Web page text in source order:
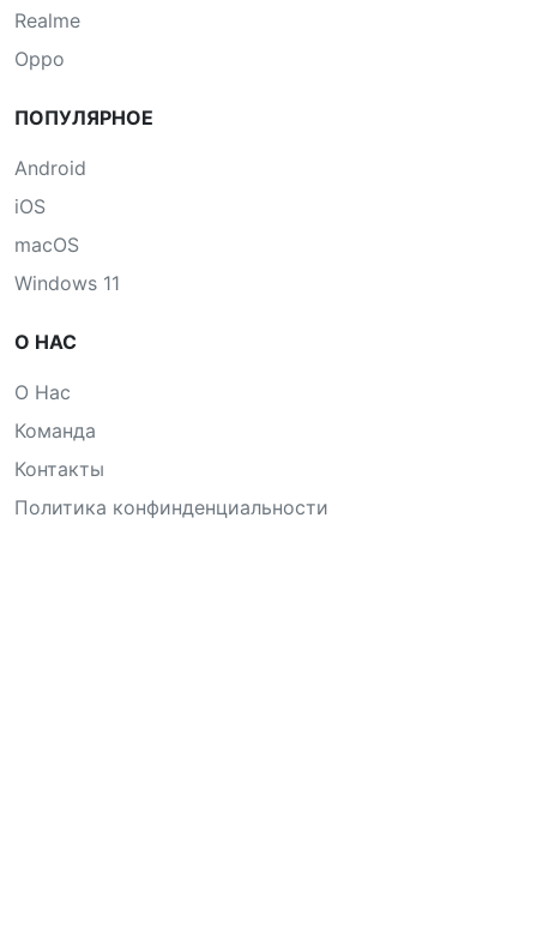
Realme
Oppo
ПОПУЛЯРНОЕ
Android
iOS
macOS
Windows 11
О НАС
О Нас
Команда
Контакты
Политика конфинденциальности